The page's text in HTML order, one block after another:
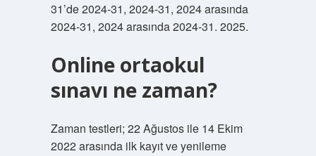
31’de 2024-31, 2024-31, 2024 arasında
2024-31, 2024 arasında 2024-31. 2025.
Online ortaokul
sınavı ne zaman?
Zaman testleri; 22 Ağustos ile 14 Ekim
2022 arasında ilk kayıt ve yenileme